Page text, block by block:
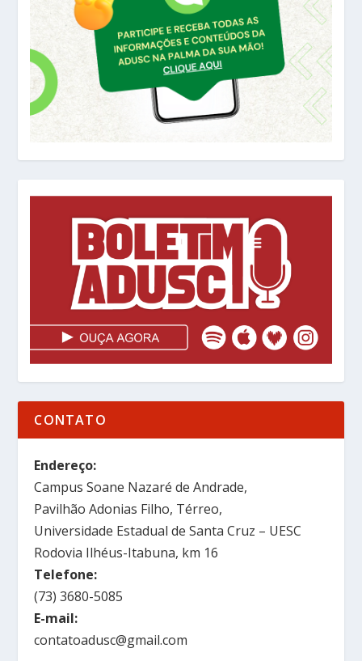
CONTATO
Endereço:
Campus Soane Nazaré de Andrade,
Pavilhão Adonias Filho, Térreo,
Universidade Estadual de Santa Cruz – UESC
Rodovia Ilhéus-Itabuna, km 16
Telefone:
(73) 3680-5085
E-mail:
contatoadusc@gmail.com